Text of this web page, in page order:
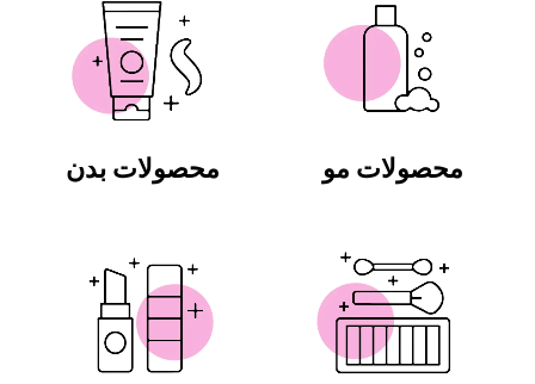
محصولات مو محصولات بدن